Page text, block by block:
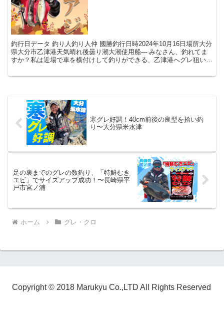
釣行日データ 釣り人釣り人仲 國勝釣行日時2024年10月16日場所大分
県大分市乙津港天気晴れ後曇り潮大潮使用船--- みなさん、釣れてま
すか？私は近場で車を横付けして釣りができる、乙津港へグレ狙いに
寒グレ好調！40cm前後の良型を拾い釣
り〜大分県米水津
足の裏までのグレの数釣り、「特鮮むき
エビ」でサイズアップ成功！〜長崎県平
戸市宮ノ浦
ホーム グレ・クロ
Copyright © 2018 Marukyu Co.,LTD All Rights Reserved